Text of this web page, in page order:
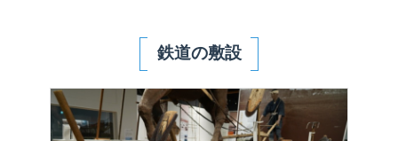
鉄道の敷設